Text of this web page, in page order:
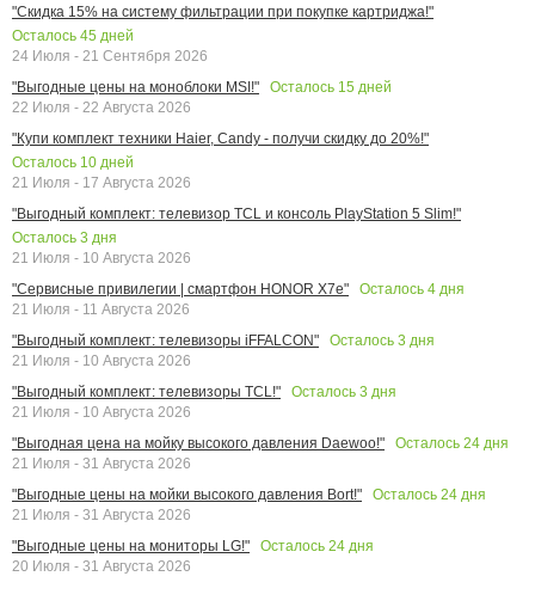
"Скидка 15% на систему фильтрации при покупке картриджа!"
Осталось 45 дней
24 Июля - 21 Сентября 2026
"Выгодные цены на моноблоки MSI!"
Осталось 15 дней
22 Июля - 22 Августа 2026
"Купи комплект техники Haier, Candy - получи скидку до 20%!"
Осталось 10 дней
21 Июля - 17 Августа 2026
"Выгодный комплект: телевизор TCL и консоль PlayStation 5 Slim!"
Осталось 3 дня
21 Июля - 10 Августа 2026
"Сервисные привилегии | смартфон HONOR X7e"
Осталось 4 дня
21 Июля - 11 Августа 2026
"Выгодный комплект: телевизоры iFFALCON"
Осталось 3 дня
21 Июля - 10 Августа 2026
"Выгодный комплект: телевизоры TCL!"
Осталось 3 дня
21 Июля - 10 Августа 2026
"Выгодная цена на мойку высокого давления Daewoo!"
Осталось 24 дня
21 Июля - 31 Августа 2026
"Выгодные цены на мойки высокого давления Bort!"
Осталось 24 дня
21 Июля - 31 Августа 2026
"Выгодные цены на мониторы LG!"
Осталось 24 дня
20 Июля - 31 Августа 2026